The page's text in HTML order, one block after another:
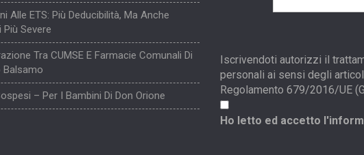
Alle ETS: Più Deducibilità, Ma Anche
Più Severe
Tra CUMSE E Farmacie Comunali Di
Balsamo
– Per I Bambini Di Don Orione
Iscrivendoti autorizzi il
personali ai sensi degli
Regolamento 679/2016/UE
Ho letto ed accetto